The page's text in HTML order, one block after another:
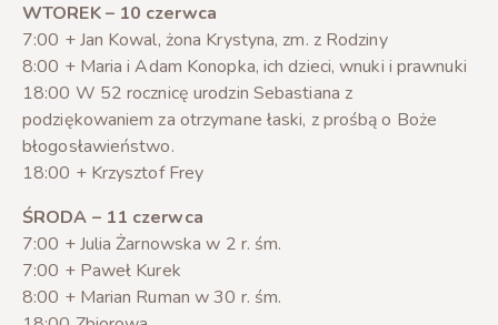
WTOREK – 10 czerwca
7:00 + Jan Kowal, żona Krystyna, zm. z Rodziny
8:00 + Maria i Adam Konopka, ich dzieci, wnuki i prawnuki
18:00 W 52 rocznicę urodzin Sebastiana z
podziękowaniem za otrzymane łaski, z prośbą o Boże
błogosławieństwo.
18:00 + Krzysztof Frey
ŚRODA – 11 czerwca
7:00 + Julia Żarnowska w 2 r. śm.
7:00 + Paweł Kurek
8:00 + Marian Ruman w 30 r. śm.